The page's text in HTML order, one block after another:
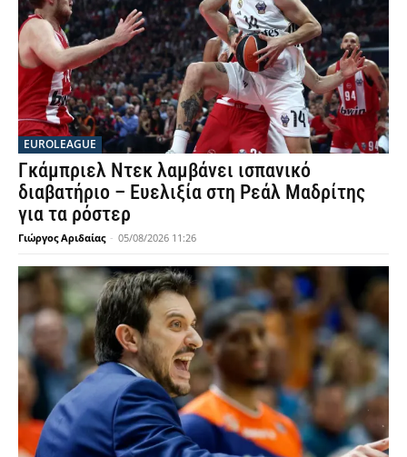
EUROLEAGUE
Γκάμπριελ Ντεκ λαμβάνει ισπανικό
διαβατήριο – Ευελιξία στη Ρεάλ Μαδρίτης
για τα ρόστερ
Γιώργος Αριδαίας - 05/08/2026 11:26